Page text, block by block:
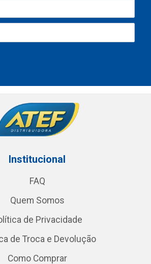
Institucional
FAQ
Quem Somos
de Privacidade
de Troca e Devolução
Como Comprar